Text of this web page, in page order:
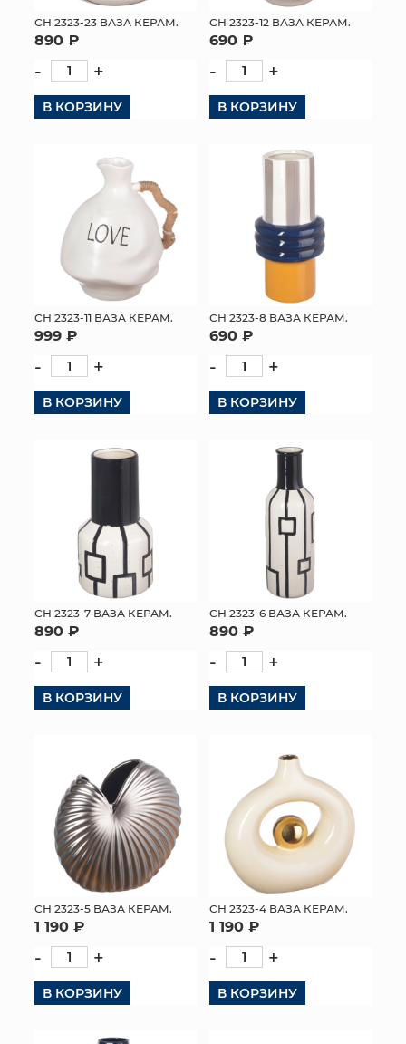
СН 2323-23 ВАЗА КЕРАМ.
890 ₽
- +
В КОРЗИНУ
СН 2323-12 ВАЗА КЕРАМ.
690 ₽
- +
В КОРЗИНУ
СН 2323-11 ВАЗА КЕРАМ.
999 ₽
- +
В КОРЗИНУ
СН 2323-8 ВАЗА КЕРАМ.
690 ₽
- +
В КОРЗИНУ
СН 2323-7 ВАЗА КЕРАМ.
890 ₽
- +
В КОРЗИНУ
СН 2323-6 ВАЗА КЕРАМ.
890 ₽
- +
В КОРЗИНУ
СН 2323-5 ВАЗА КЕРАМ.
1 190 ₽
- +
В КОРЗИНУ
СН 2323-4 ВАЗА КЕРАМ.
1 190 ₽
- +
В КОРЗИНУ